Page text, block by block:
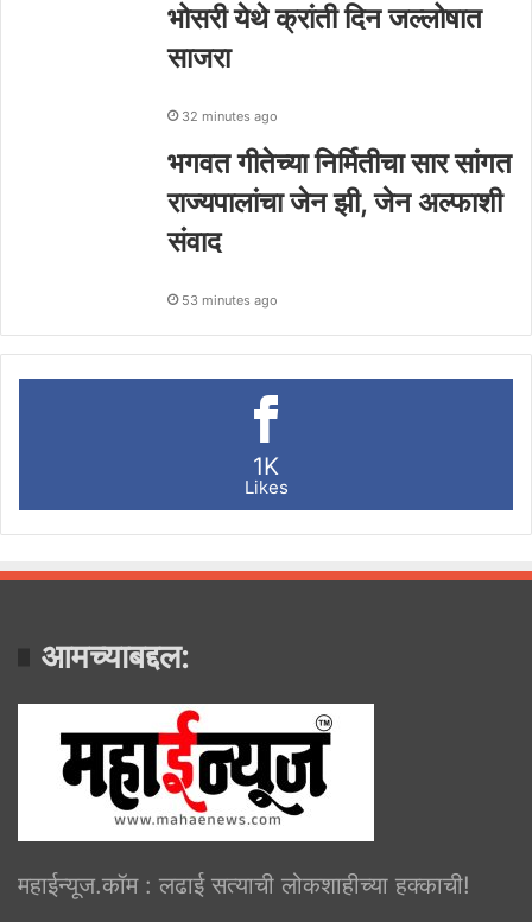
भोसरी येथे क्रांती दिन जल्लोषात
साजरा
32 minutes ago
भगवत गीतेच्या निर्मितीचा सार सांगत
राज्यपालांचा जेन झी, जेन अल्फाशी
संवाद
53 minutes ago
1K
Likes
आमच्याबद्दल:
महाईन्यूज.कॉम : लढाई सत्याची लोकशाहीच्या हक्काची!